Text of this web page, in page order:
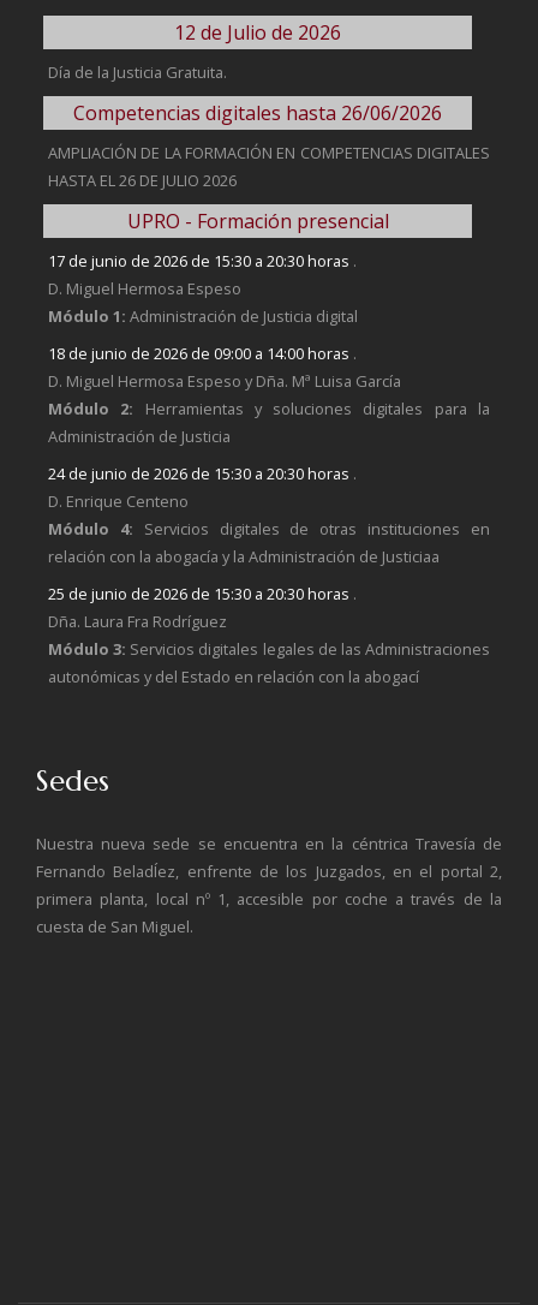
12 de Julio de 2026
Día de la Justicia Gratuita.
Competencias digitales hasta 26/06/2026
AMPLIACIÓN DE LA FORMACIÓN EN COMPETENCIAS DIGITALES
HASTA EL 26 DE JULIO 2026
UPRO - Formación presencial
17 de junio de 2026 de 15:30 a 20:30 horas .
D. Miguel Hermosa Espeso
Módulo 1: Administración de Justicia digital
18 de junio de 2026 de 09:00 a 14:00 horas .
D. Miguel Hermosa Espeso y Dña. Mª Luisa García
Módulo 2: Herramientas y soluciones digitales para la
Administración de Justicia
24 de junio de 2026 de 15:30 a 20:30 horas .
D. Enrique Centeno
Módulo 4: Servicios digitales de otras instituciones en
relación con la abogacía y la Administración de Justiciaa
25 de junio de 2026 de 15:30 a 20:30 horas .
Dña. Laura Fra Rodríguez
Módulo 3: Servicios digitales legales de las Administraciones
autonómicas y del Estado en relación con la abogací
Sedes
Nuestra nueva sede se encuentra en la céntrica Travesía de
Fernando BeladÍez, enfrente de los Juzgados, en el portal 2,
primera planta, local nº 1, accesible por coche a través de la
cuesta de San Miguel.